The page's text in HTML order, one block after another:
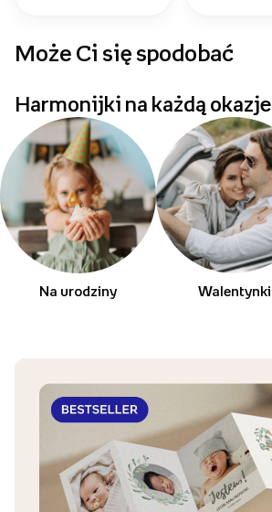
Może Ci się spodobać
Harmonijki na każdą okazje
Na urodziny Walentynki